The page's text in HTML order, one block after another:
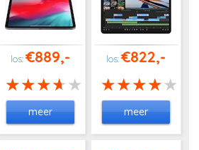
€889,-
meer
€822,-
meer